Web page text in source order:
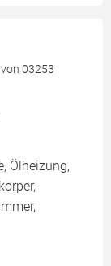
03253
Ölheizung,